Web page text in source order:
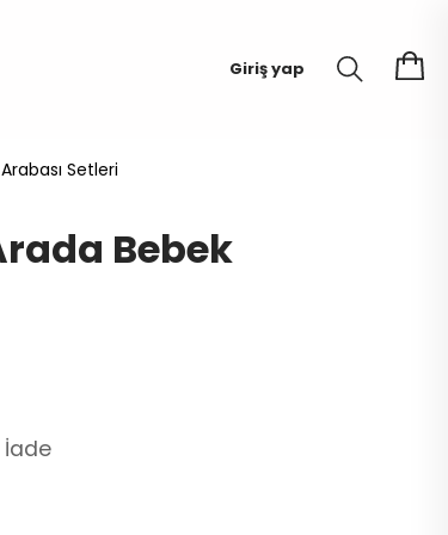
Giriş yap
Setleri
Bebek
Güvenle Yanınızdayız